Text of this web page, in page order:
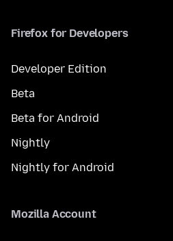
Firefox for Developers
Developer Edition
Beta
Beta for Android
Nightly
Nightly for Android
Mozilla Account